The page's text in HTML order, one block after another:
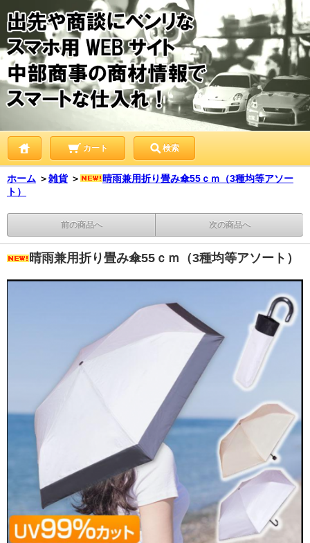
カート 検索
ホーム ＞雑貨 ＞
晴雨兼用折り畳み傘55ｃｍ（3種均等アソー
ト）
前の商品へ 次の商品へ
晴雨兼用折り畳み傘55ｃｍ（3種均等アソート）